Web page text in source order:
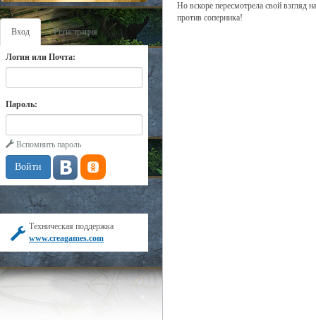
Вход Регистрация
Логин или Почта:
Пароль:
Вспомнить пароль
Техническая поддержка
www.creagames.com
Но вскоре пересмотрела свой взгляд
против соперника!